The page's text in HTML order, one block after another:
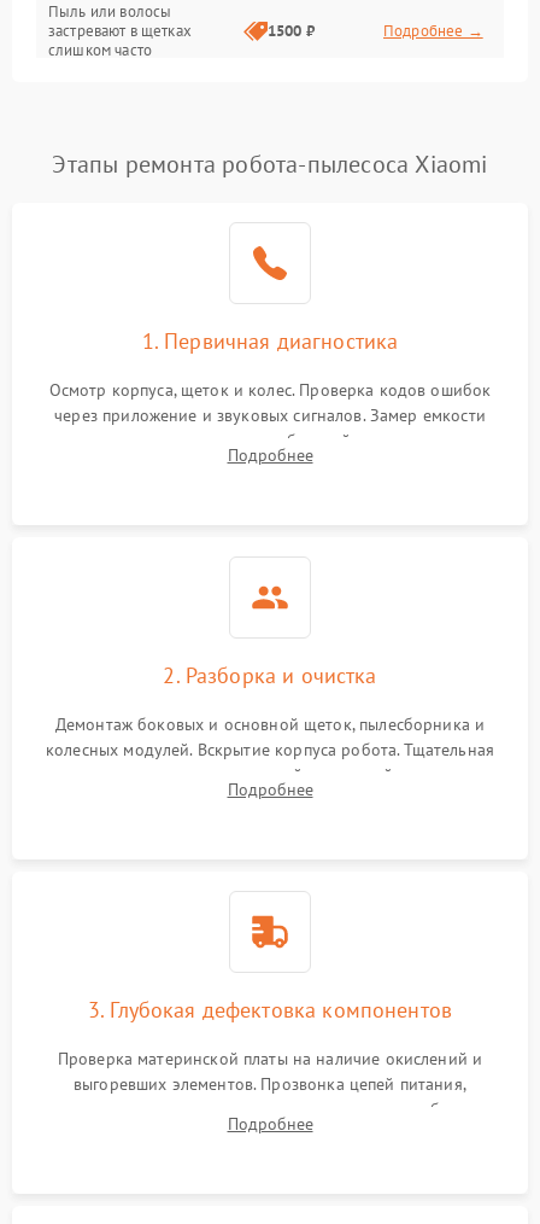
Программные сбои
Пыль или волосы
застревают в щетках
слишком часто
1500 ₽ Подробнее →
Этапы ремонта робота-пылесоса Xiaomi
1. Первичная диагностика
Осмотр корпуса, щеток и колес. Проверка кодов ошибок
через приложение и звуковых сигналов. Замер емкости
аккумулятора и тестирование базовой станции зарядки.
Оценка работы лидара, бампера и датчиков падения для
Подробнее
2. Разборка и очистка
Демонтаж боковых и основной щеток, пылесборника и
колесных модулей. Вскрытие корпуса робота. Тщательная
очистка внутренних полостей, шестерней и плат от
скопившейся пыли, волос и шерсти животных с
Подробнее
3. Глубокая дефектовка компонентов
Проверка материнской платы на наличие окислений и
выгоревших элементов. Прозвонка цепей питания,
тестирование приводных моторов колес и турбины
всасывания. Оценка состояния оптических и инфракрасных
Подробнее